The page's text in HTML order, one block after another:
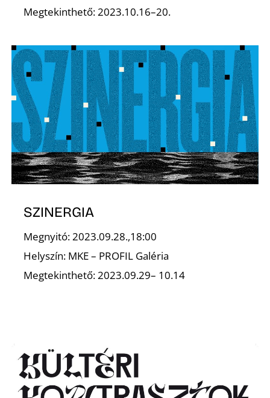
Megtekinthető: 2023.10.16–20.
SZINERGIA
Megnyitó: 2023.09.28.,18:00
Helyszín: MKE – PROFIL Galéria
Megtekinthető: 2023.09.29– 10.14